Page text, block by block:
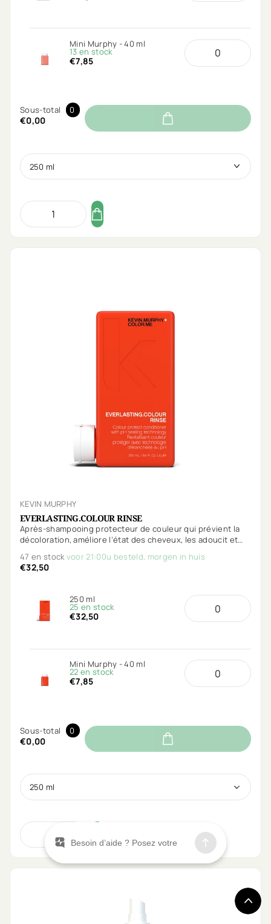
Mini Murphy - 40 ml
13 en stock
€7,85
Sous-total 0
€0,00
KEVIN MURPHY
EVERLASTING.COLOUR RINSE
Après-shampooing protecteur de couleur qui prévient la
décoloration, améliore l’état des cheveux, les adoucit et
47 en stockvoor 21:00u besteld, morgen in huis
€32,50
250 ml
25 en stock
€32,50
Mini Murphy - 40 ml
22 en stock
€7,85
Sous-total 0
€0,00